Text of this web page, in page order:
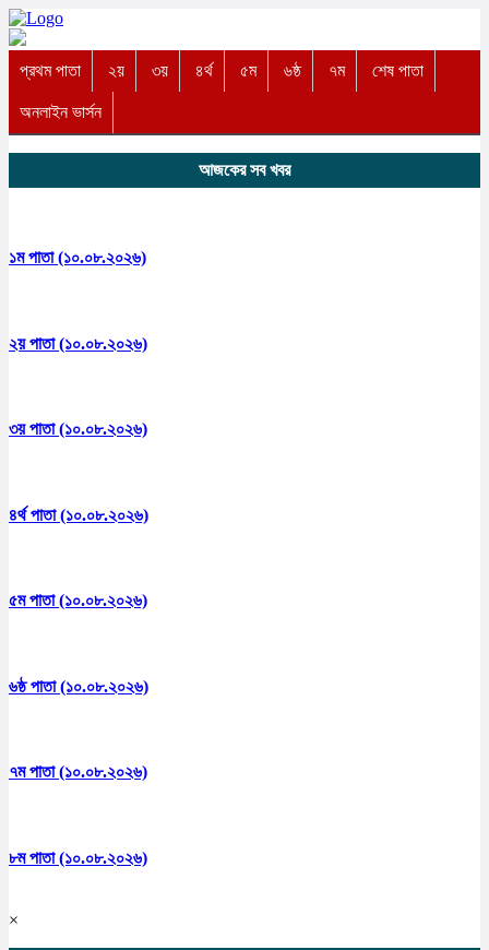
প্রথম পাতা ২য় ৩য় ৪র্থ ৫ম ৬ষ্ঠ ৭ম শেষ পাতা
অনলাইন ভার্সন
আজকের সব খবর
১ম পাতা (১০.০৮.২০২৬)
২য় পাতা (১০.০৮.২০২৬)
৩য় পাতা (১০.০৮.২০২৬)
৪র্থ পাতা (১০.০৮.২০২৬)
৫ম পাতা (১০.০৮.২০২৬)
৬ষ্ঠ পাতা (১০.০৮.২০২৬)
৭ম পাতা (১০.০৮.২০২৬)
৮ম পাতা (১০.০৮.২০২৬)
×